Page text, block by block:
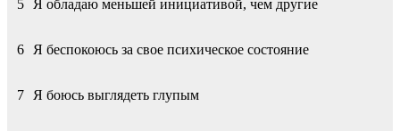
5 Я обладаю меньшей инициативой, чем другие
6 Я беспокоюсь за свое психическое состояние
7 Я боюсь выглядеть глупым